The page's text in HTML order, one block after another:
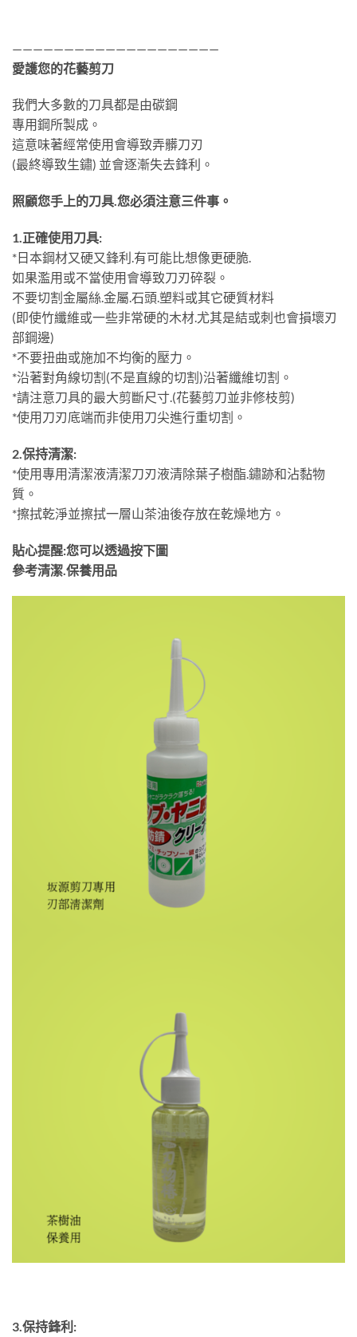
————————————————————
愛護您的花藝剪刀
我們大多數的刀具都是由碳鋼
專用鋼所製成。
這意味著經常使用會導致弄髒刀刃
(最終導致生鏽) 並會逐漸失去鋒利。
照顧您手上的刀具.您必須注意三件事。
1.正確使用刀具:
*日本鋼材又硬又鋒利.有可能比想像更硬脆.
如果濫用或不當使用會導致刀刃碎裂。
不要切割金屬絲.金屬.石頭.塑料或其它硬質材料
(即使竹纖維或一些非常硬的木材.尤其是結或刺也會損壞刃
部鋼邊)
*不要扭曲或施加不均衡的壓力。
*沿著對角線切割(不是直線的切割)沿著纖維切割。
*請注意刀具的最大剪斷尺寸.(花藝剪刀並非修枝剪)
*使用刀刃底端而非使用刀尖進行重切割。
2.保持清潔:
*使用專用清潔液清潔刀刃液清除葉子樹酯.鏽跡和沾黏物
質。
*擦拭乾淨並擦拭一層山茶油後存放在乾燥地方。
貼心提醒:您可以透過按下圖
參考清潔.保養用品
3.保持鋒利: